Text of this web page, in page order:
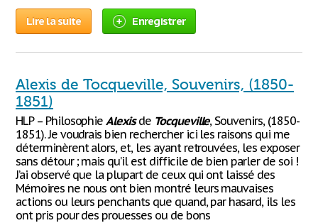
Lire la suite Enregistrer
Alexis de Tocqueville, Souvenirs, (1850-
1851)
HLP – PhilosophieAlexisde Tocqueville, Souvenirs, (1850-
1851). Je voudrais bien rechercher ici les raisons qui me
déterminèrent alors, et, les ayant retrouvées, les exposer
sans détour ; mais qu’il est difficile de bien parler de soi !
J’ai observé que la plupart de ceux qui ont laissé des
Mémoires ne nous ont bien montré leurs mauvaises
actions ou leurs penchants que quand, par hasard, ils les
ont pris pour des prouesses ou de bons